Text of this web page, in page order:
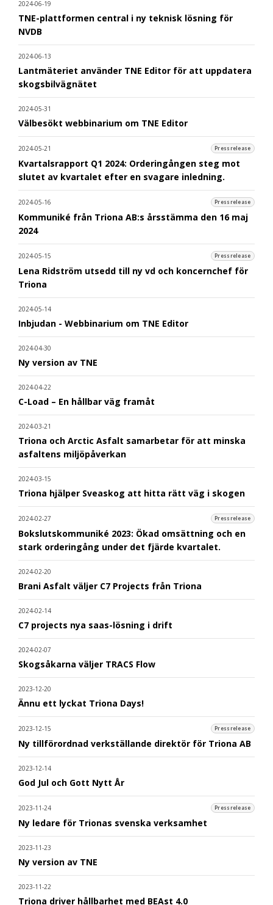
2024-06-19
TNE-plattformen central i ny teknisk lösning för
NVDB
2024-06-13
Lantmäteriet använder TNE Editor för att uppdatera
skogsbilvägnätet
2024-05-31
Välbesökt webbinarium om TNE Editor
2024-05-21 Pressrelease
Kvartalsrapport Q1 2024: Orderingången steg mot
slutet av kvartalet efter en svagare inledning.
2024-05-16 Pressrelease
Kommuniké från Triona AB:s årsstämma den 16 maj
2024
2024-05-15 Pressrelease
Lena Ridström utsedd till ny vd och koncernchef för
Triona
2024-05-14
Inbjudan - Webbinarium om TNE Editor
2024-04-30
Ny version av TNE
2024-04-22
C-Load – En hållbar väg framåt
2024-03-21
Triona och Arctic Asfalt samarbetar för att minska
asfaltens miljöpåverkan
2024-03-15
Triona hjälper Sveaskog att hitta rätt väg i skogen
2024-02-27 Pressrelease
Bokslutskommuniké 2023: Ökad omsättning och en
stark orderingång under det fjärde kvartalet.
2024-02-20
Brani Asfalt väljer C7 Projects från Triona
2024-02-14
C7 projects nya saas-lösning i drift
2024-02-07
Skogsåkarna väljer TRACS Flow
2023-12-20
Ännu ett lyckat Triona Days!
2023-12-15 Pressrelease
Ny tillförordnad verkställande direktör för Triona AB
2023-12-14
God Jul och Gott Nytt År
2023-11-24 Pressrelease
Ny ledare för Trionas svenska verksamhet
2023-11-23
Ny version av TNE
2023-11-22
Triona driver hållbarhet med BEAst 4.0